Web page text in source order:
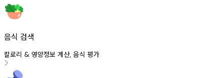
음식 검색
칼로리 & 영양정보 계산, 음식 평가